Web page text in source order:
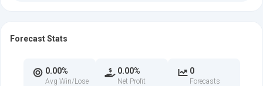
Forecast Stats
0.00%
Avg Win/Lose
0.00%
Net Profit
0
Forecasts